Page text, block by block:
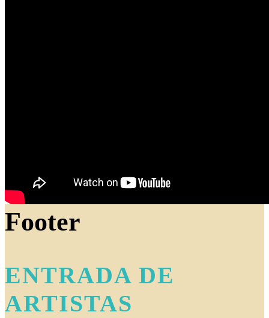
Footer
ENTRADA DE
ARTISTAS